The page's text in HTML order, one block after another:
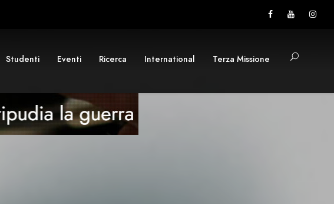
Studenti Eventi Ricerca International Terza Missione